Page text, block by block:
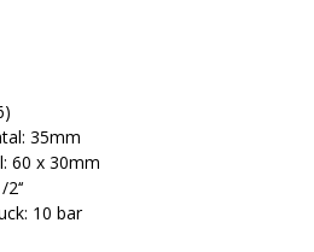
35mm
60 x 30mm
10 bar